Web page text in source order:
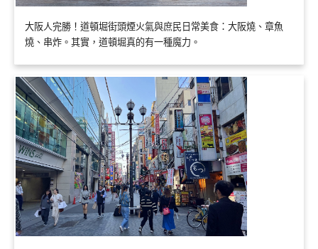
大阪人完勝！道頓堀街頭煙火氣與庶民日常美食：大阪燒、章魚
燒、串炸。其實，道頓堀真的有一種魔力。